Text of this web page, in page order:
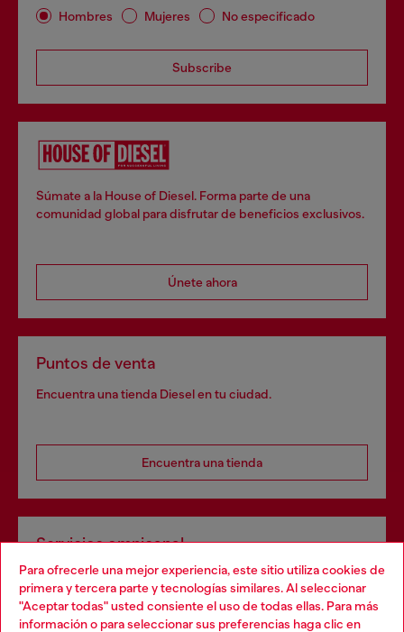
Para ofrecerle una mejor experiencia, este sitio utiliza cookies de
primera y tercera parte y tecnologías similares. Al seleccionar
"Aceptar todas" usted consiente el uso de todas ellas. Para más
información o para seleccionar sus preferencias haga clic en
Hombres Mujeres No especificado
Subscribe
Súmate a la House of Diesel. Forma parte de una
comunidad global para disfrutar de beneficios exclusivos.
Únete ahora
Puntos de venta
Encuentra una tienda Diesel en tu ciudad.
Encuentra una tienda
Servicios omnicanal
Descubre todos nuestros servicios, tanto en línea como
en la tienda.
Choose your location